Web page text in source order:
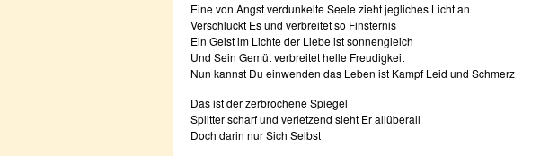
Eine von Angst verdunkelte Seele zieht jegliches Licht an
Verschluckt Es und verbreitet so Finsternis
Ein Geist im Lichte der Liebe ist sonnengleich
Und Sein Gemüt verbreitet helle Freudigkeit
Nun kannst Du einwenden das Leben ist Kampf Leid und Schmerz
Das ist der zerbrochene Spiegel
Splitter scharf und verletzend sieht Er allüberall
Doch darin nur Sich Selbst